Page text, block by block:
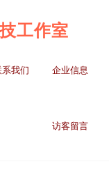
工作室
系我们 企业信息
访客留言